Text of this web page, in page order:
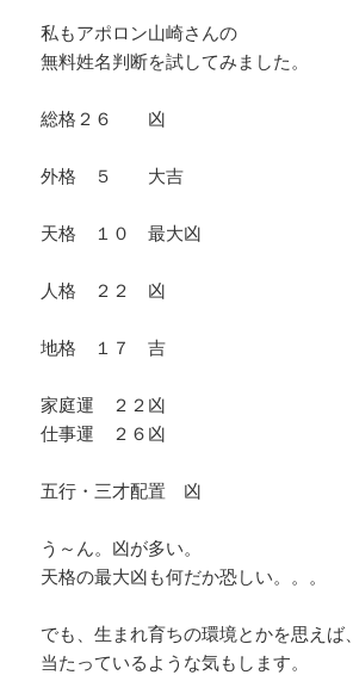
私もアポロン山崎さんの
無料姓名判断を試してみました。
総格２６ 凶
外格 ５ 大吉
天格 １０ 最大凶
人格 ２２ 凶
地格 １７ 吉
家庭運 ２２凶
仕事運 ２６凶
五行・三才配置 凶
う～ん。凶が多い。
天格の最大凶も何だか恐しい。。。
でも、生まれ育ちの環境とかを思えば、
当たっているような気もします。